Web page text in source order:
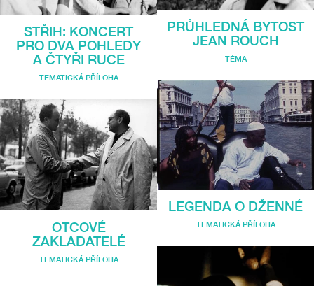
STŘIH: KONCERT
PRO DVA POHLEDY
A ČTYŘI RUCE
TEMATICKÁ PŘÍLOHA
OTCOVÉ
ZAKLADATELÉ
TEMATICKÁ PŘÍLOHA
PRŮHLEDNÁ BYTOST
JEAN ROUCH
TÉMA
LEGENDA O DŽENNÉ
TEMATICKÁ PŘÍLOHA